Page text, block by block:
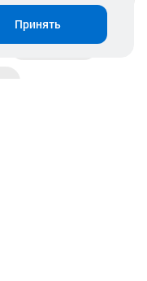
Магазины
Принять